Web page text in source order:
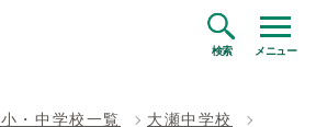
検索 メニュー
・中学校一覧
大瀬中学校